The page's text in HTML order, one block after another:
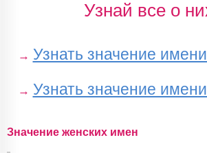
Узнай все о
→ Узнать значение
→ Узнать значение
Значение женских имен